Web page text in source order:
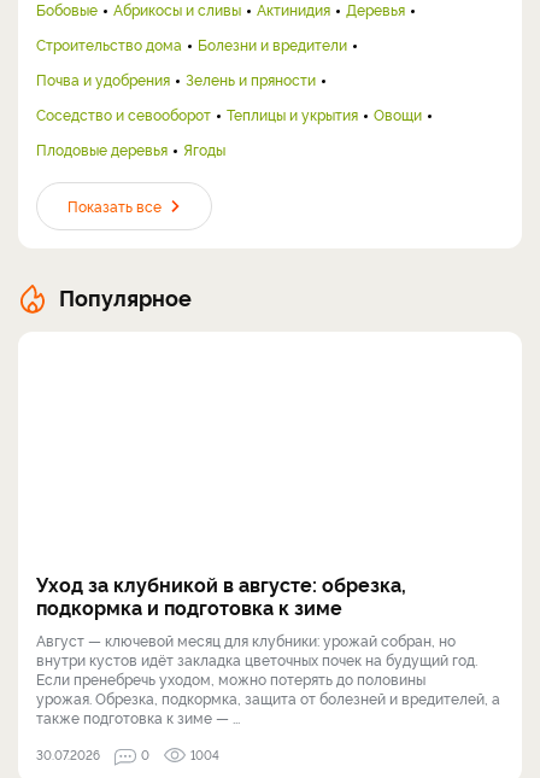
Бобовые Абрикосы и сливы Актинидия
Деревья
Строительство дома
Болезни и вредители
Почва и удобрения
Зелень и пряности
Соседство и севооборот
Теплицы и укрытия
Овощи
Плодовые деревья
Ягоды
Показать все
Популярное
Уход за клубникой в августе: обрезка,
подкормка и подготовка к зиме
Август — ключевой месяц для клубники: урожай собран, но
внутри кустов идёт закладка цветочных почек на будущий год.
Если пренебречь уходом, можно потерять до половины
урожая. Обрезка, подкормка, защита от болезней и вредителей, а
также подготовка к зиме — ...
30.07.2026 0 1004